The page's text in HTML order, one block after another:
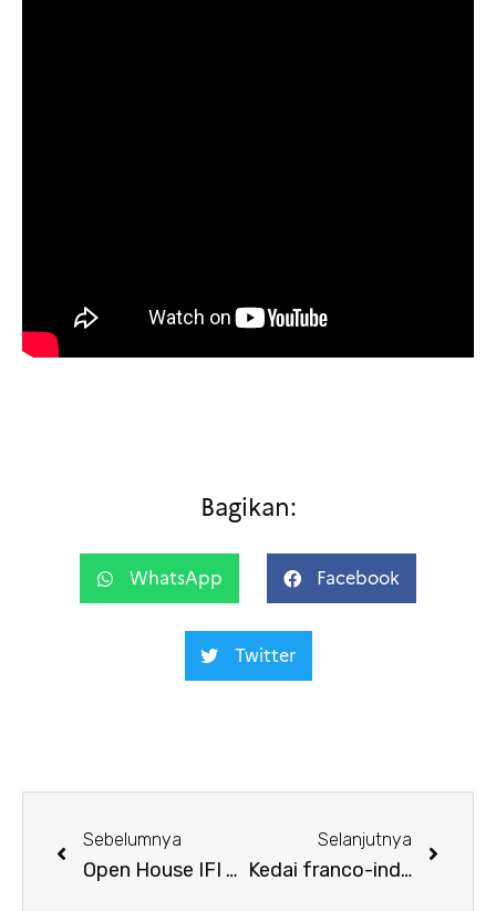
Bagikan:
WhatsApp Facebook
Twitter
Sebelumnya
Open House IFI – Pemutaran Film “Mum is pouring rain”
Selanjutnya
Kedai franco-indonésien